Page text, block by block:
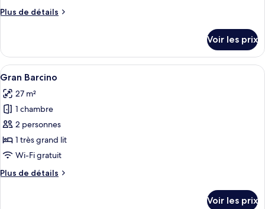
chambre :
Plus de détails
Plus
le
type
de
Chambre
Simple
Voir les prix
Afficher
toutes
les
photos
pour
ce
type
chambre :
Une chambre avec un grand lit, un
4
Gran Barcino
27 m²
1 chambre
2 personnes
1 très grand lit
Wi-Fi gratuit
Plus de détails
Plus
Voir les prix